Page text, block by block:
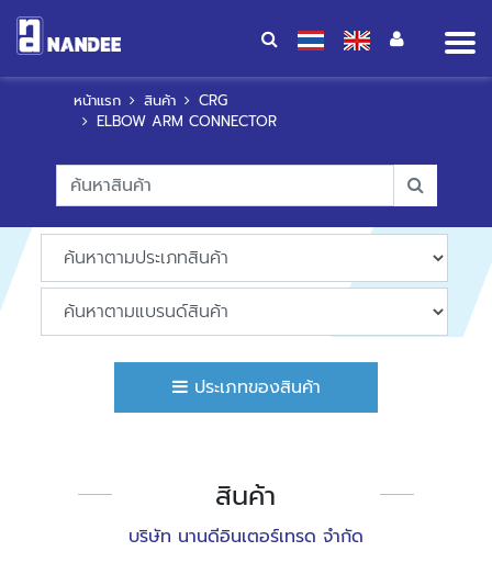
หน้าแรก สินค้า
CRG
ELBOW ARM CONNECTOR
ประเภทของสินค้า
สินค้า
บริษัท นานดีอินเตอร์เทรด จำกัด